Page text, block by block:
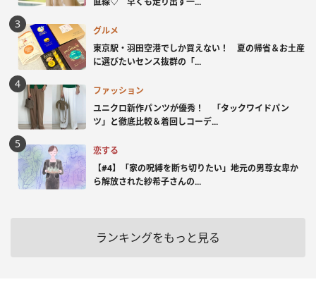
グルメ
東京駅・羽田空港でしか買えない！ 夏の帰省＆お土産
に選びたいセンス抜群の「...
ファッション
ユニクロ新作パンツが優秀！ 「タックワイドパン
ツ」と徹底比較＆着回しコーデ...
恋する
【#4】「家の呪縛を断ち切りたい」地元の男尊女卑か
ら解放された紗希子さんの...
ランキングをもっと見る